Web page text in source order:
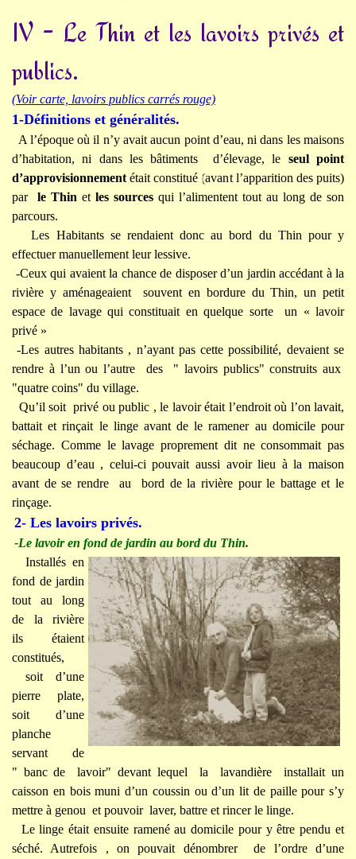
IV - Le Thin et les lavoirs privés et
publics.
(Voir carte, lavoirs publics carrés rouge)
1-Définitions et généralités.
A l’époque où il n’y avait aucun point d’eau, ni dans les maisons
d’habitation, ni dans les bâtiments d’élevage, le seul point
d’approvisionnement était constitué (avant l’apparition des puits)
par le Thin et les sources qui l’alimentent tout au long de son
parcours.
Les Habitants se rendaient donc au bord du Thin pour y
effectuer manuellement leur lessive.
-Ceux qui avaient la chance de disposer d’un jardin accédant à la
rivière y aménageaient souvent en bordure du Thin, un petit
espace de lavage qui constituait en quelque sorte un « lavoir
privé »
-Les autres habitants , n’ayant pas cette possibilité, devaient se
rendre à l’un ou l’autre des " lavoirs publics" construits aux
"quatre coins" du village.
Qu’il soit privé ou public , le lavoir était l’endroit où l’on lavait,
battait et rinçait le linge avant de le ramener au domicile pour
séchage. Comme le lavage proprement dit ne consommait pas
beaucoup d’eau , celui-ci pouvait aussi avoir lieu à la maison
avant de se rendre au bord de la rivière pour le battage et le
rinçage.
2- Les lavoirs privés.
-Le lavoir en fond de jardin au bord du Thin.
Installés en
fond de jardin
tout au long
de la rivière
ils étaient
constitués,
soit d’une
pierre plate,
soit d’une
planche
servant de
" banc de lavoir" devant lequel la lavandière installait un
caisson en bois muni d’un coussin ou d’un lit de paille pour s’y
mettre à genou et pouvoir laver, battre et rincer le linge.
Le linge était ensuite ramené au domicile pour y être pendu et
séché. Autrefois , on pouvait dénombrer de l’ordre d’une